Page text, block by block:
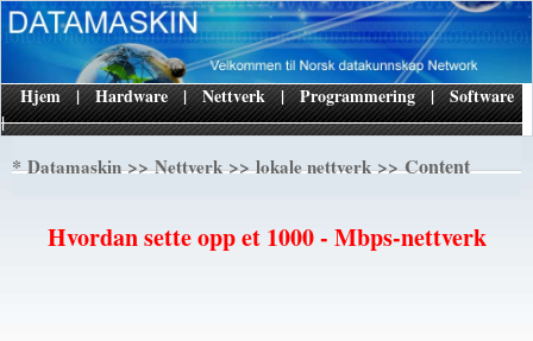
|
Hjem | Hardware | Nettverk | Programmering | Software
*Datamaskin>>Nettverk>>lokale nettverk>> Content
Hvordan sette opp et 1000 - Mbps-nettverk